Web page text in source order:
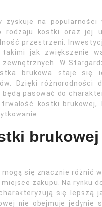
zyskuje na
rodzaju kostki oraz jej
przestrzeni.
takimi jak zwiększenie
W
brukowa staje się
Dzięki różnorodności
pasować do
kostki
brukowej
się znacznie różnić
zakupu. Na rynku
się lepszą
nie obejmuje jedynie